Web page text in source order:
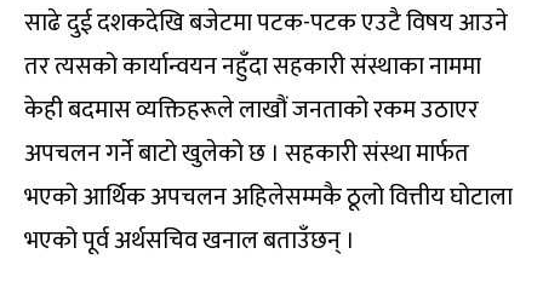
साढे दुई दशकदेखि बजेटमा पटक-पटक एउटै विषय आउने
तर त्यसको कार्यान्वयन नहुँदा सहकारी संस्थाका नाममा
केही बदमास व्यक्तिहरूले लाखौं जनताको रकम उठाएर
अपचलन गर्ने बाटो खुलेको छ । सहकारी संस्था मार्फत
भएको आर्थिक अपचलन अहिलेसम्मकै ठूलो वित्तीय घोटाला
भएको पूर्व अर्थसचिव खनाल बताउँछन् ।